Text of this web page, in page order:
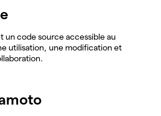
un code source accessible au
utilisation, une modification et